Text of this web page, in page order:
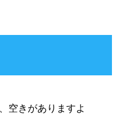
空きがありますよ